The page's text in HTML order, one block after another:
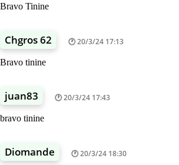
Bravo Tinine
Chgros 62 20/3/24 17:13
Bravo tinine
juan83 20/3/24 17:43
bravo tinine
Diomande 20/3/24 18:30